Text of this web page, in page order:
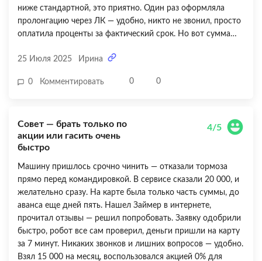
ниже стандартной, это приятно. Один раз оформляла
пролонгацию через ЛК — удобно, никто не звонил, просто
оплатила проценты за фактический срок. Но вот сумма
дороговато получилось. Поняла, что лучше стараться
надежный, но за дорогую пролонгацию ставлю 4 из 5. Для
25 Июля 2025 Ирина
0 Комментировать 0 0
Совет — брать только по
акции или гасить очень
быстро
4/5
Машину пришлось срочно чинить — отказали тормоза
прямо перед командировкой. В сервисе сказали 20 000, и
желательно сразу. На карте была только часть суммы, до
аванса еще дней пять. Нашел Займер в интернете,
прочитал отзывы — решил попробовать. Заявку одобрили
быстро, робот все сам проверил, деньги пришли на карту
за 7 минут. Никаких звонков и лишних вопросов — удобно.
Взял 15 000 на месяц, воспользовался акцией 0% для